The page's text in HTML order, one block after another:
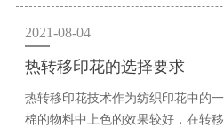
2021-08-04
热转移印花的选择要求
热转移印花技术作为纺织印花中的
棉的物料中上色的效果较好，在转